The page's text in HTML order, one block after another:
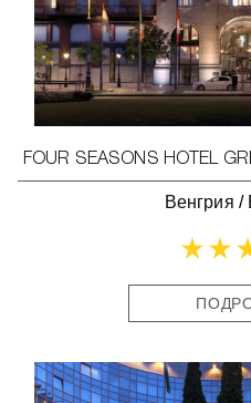
FOUR SEASONS HOTEL
Венгрия /